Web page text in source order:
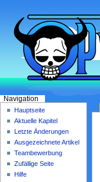
Navigation
Hauptseite
Aktuelle Kapitel
Letzte Änderungen
Ausgezeichnete Artikel
Teambewerbung
Zufällige Seite
Hilfe